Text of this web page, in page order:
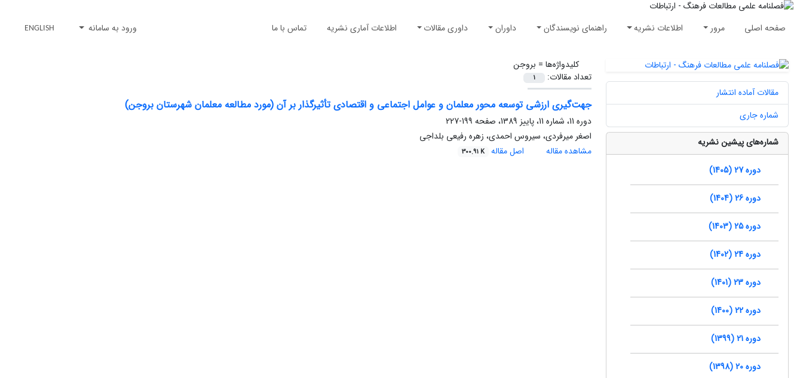
صفحه اصلی مرور اطلاعات نشریه راهنمای نویسندگان داوران داوری مقالات اطلاعات آماری نشریه تماس با ما ورود به سامانه ENGLISH
کلیدواژه‌ها = بروجن
تعداد مقالات:
1
جهت‌گیری ارزشی توسعه محور معلمان و عوامل اجتماعی و اقتصادی تأثیرگذار بر آن (مورد مطالعه معلمان شهرستان بروجن)
دوره 11، شماره 11، پاییز 1389، صفحه
199-227
اصغر میرفردی، سیروس احمدی، زهره رفیعی بلداجی
مشاهده مقاله
اصل مقاله 300.91 K
مقالات آماده انتشار
شماره جاری
شماره‌های پیشین نشریه
دوره 27 (1405)
دوره 26 (1404)
دوره 25 (1403)
دوره 24 (1402)
دوره 23 (1401)
دوره 22 (1400)
دوره 21 (1399)
دوره 20 (1398)